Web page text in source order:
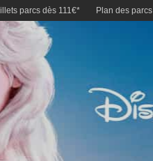
parcs dès 111€* Plan des parcs